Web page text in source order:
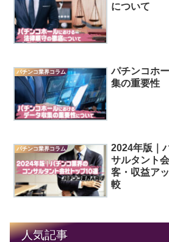
について
パチンコ業界コラム
パチンコホ
集の重要性
パチンコ業界コラム
2024年版｜
サルタント
客・収益ア
較
人気記事